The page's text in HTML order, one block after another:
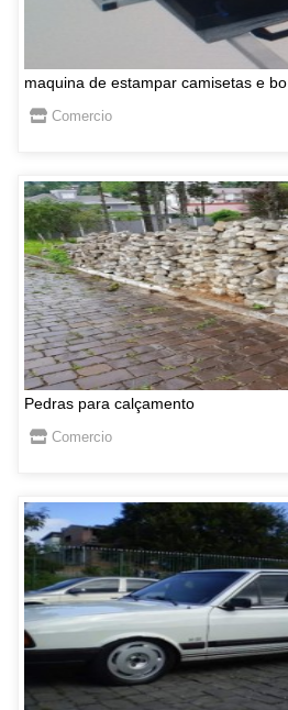
maquina de estampar camisetas e bo
Comercio
Pedras para calçamento
Comercio